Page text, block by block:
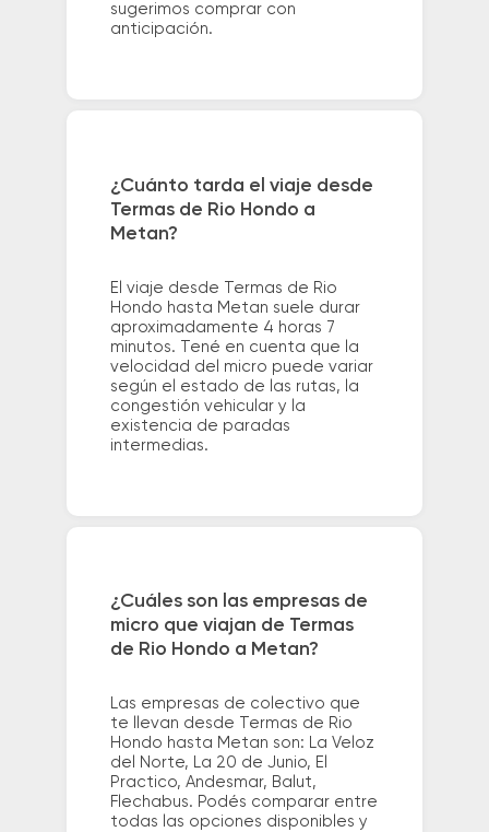
sugerimos comprar con
anticipación.
¿Cuánto tarda el viaje desde
Termas de Rio Hondo a
Metan?
El viaje desde Termas de Rio
Hondo hasta Metan suele durar
aproximadamente 4 horas 7
minutos. Tené en cuenta que la
velocidad del micro puede variar
según el estado de las rutas, la
congestión vehicular y la
existencia de paradas
intermedias.
¿Cuáles son las empresas de
micro que viajan de Termas
de Rio Hondo a Metan?
Las empresas de colectivo que
te llevan desde Termas de Rio
Hondo hasta Metan son: La Veloz
del Norte, La 20 de Junio, El
Practico, Andesmar, Balut,
Flechabus. Podés comparar entre
todas las opciones disponibles y